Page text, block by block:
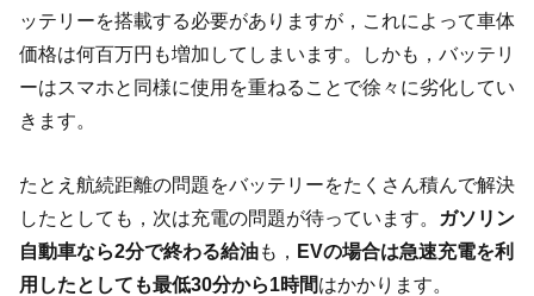
ッテリーを搭載する必要がありますが，これによって車体
価格は何百万円も増加してしまいます。しかも，バッテリ
ーはスマホと同様に使用を重ねることで徐々に劣化してい
きます。
たとえ航続距離の問題をバッテリーをたくさん積んで解決
したとしても，次は充電の問題が待っています。
ガソリン
自動車なら2分で終わる給油も， EVの場合は急速充電を利
用したとしても最低30分から1時間はかかります。